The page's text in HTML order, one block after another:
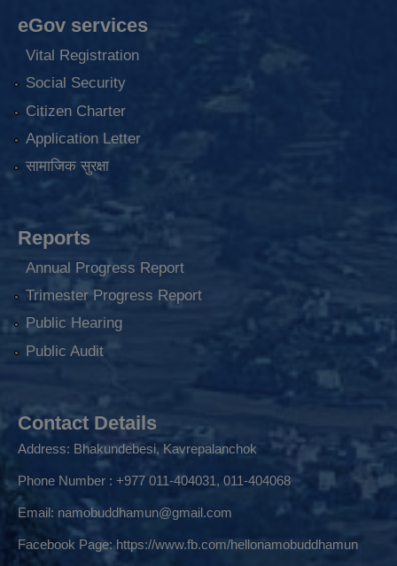
eGov services
Vital Registration
Social Security
Citizen Charter
Application Letter
सामाजिक सुरक्षा
Reports
Annual Progress Report
Trimester Progress Report
Public Hearing
Public Audit
Contact Details
Address: Bhakundebesi, Kavrepalanchok
Phone Number : +977 011-404031, 011-404068
Email: namobuddhamun@gmail.com
Facebook Page:https://www.fb.com/hellonamobuddhamun